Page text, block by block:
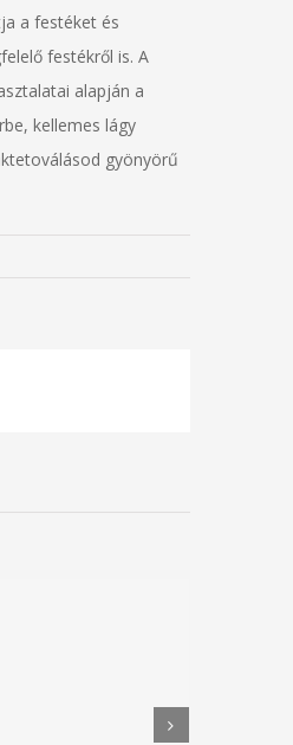
a festéket és
festékről is. A
alapján a
kellemes lágy
gyönyörű